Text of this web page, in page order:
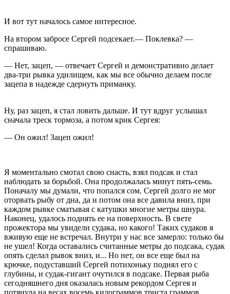
И вот тут началось самое интересное.
На втором забросе Сергей подсекает.— Поклевка? —
спрашиваю.
— Нет, зацеп, — отвечает Сергей и демонстративно делает
два-три рывка удилищем, как мы все обычно делаем после
зацепа в надежде сдернуть приманку.
Ну, раз зацеп, я стал ловить дальше. И тут вдруг услышал
сначала треск тормоза, а потом крик Сергея:
— Он ожил! Зацеп ожил!
Я моментально смотал свою снасть, взял подсак и стал
наблюдать за борьбой. Она продолжалась минут пять-семь.
Поначалу мы думали, что попался сом. Сергей долго не мог
оторвать рыбу от дна, да и потом она все давила вниз, при
каждом рывке сматывая с катушки многие метры шнура.
Наконец, удалось поднять ее на поверхность. В свете
прожектора мы увидели судака, но какого! Таких судаков я
вживую еще не встречал. Внутри у нас все замерло: только бы
не ушел! Когда оставались считанные метры до подсака, судак
опять сделал рывок вниз, и... Но нет, он все еще был на
крючке, подуставший Сергей потихоньку поднял его с
глубины, и судак-гигант очутился в подсаке. Первая рыба
сегодняшнего дня оказалась новым рекордом Сергея и